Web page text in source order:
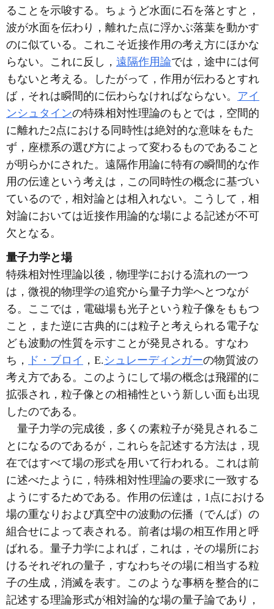
ることを示唆する。ちょうど水面に石を落とすと，
波が水面を伝わり，離れた点に浮かぶ落葉を動かす
のに似ている。これこそ近接作用の考え方にほかな
らない。これに反し， 遠隔作用論では，途中には何
もないと考える。したがって，作用が伝わるとすれ
ば，それは瞬間的に伝わらなければならない。 アイ
ンシュタインの特殊相対性理論のもとでは，空間的
に離れた2点における同時性は絶対的な意味をもた
ず，座標系の選び方によって変わるものであること
が明らかにされた。遠隔作用論に特有の瞬間的な作
用の伝達という考えは，この同時性の概念に基づい
ているので，相対論とは相入れない。こうして，相
対論においては近接作用論的な場による記述が不可
欠となる。
量子力学と場
特殊相対性理論以後，物理学における流れの一つ
は，微視的物理学の追究から量子力学へとつなが
る。ここでは，電磁場も光子という粒子像をももつ
こと，また逆に古典的には粒子と考えられる電子な
ども波動の性質を示すことが発見される。すなわ
ち，
ド・ブロイ ，E.シュレーディンガーの物質波の
考え方である。このようにして場の概念は飛躍的に
拡張され，粒子像との相補性という新しい面も出現
したのである。
量子力学の完成後，多くの素粒子が発見されるこ
とになるのであるが，これらを記述する方法は，現
在ではすべて場の形式を用いて行われる。これは前
に述べたように，特殊相対性理論の要求に一致する
ようにするためである。作用の伝達は，1点における
場の重なりおよび真空中の波動の伝播（でんぱ）の
組合せによって表される。前者は場の相互作用と呼
ばれる。量子力学によれば，これは，その場所にお
けるそれぞれの量子，すなわちその場に相当する粒
子の生成，消滅を表す。このような事柄を整合的に
記述する理論形式が相対論的な場の量子論であり，